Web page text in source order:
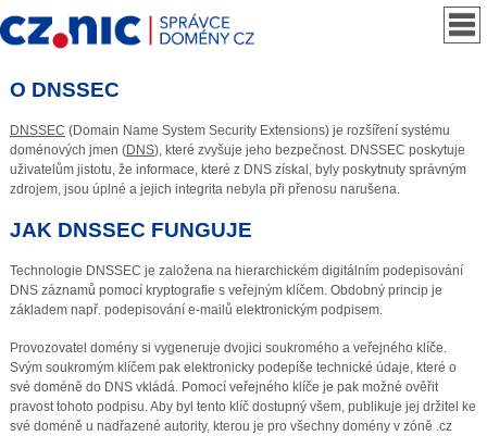
O DNSSEC
DNSSEC (Domain Name System Security Extensions) je rozšíření systému
doménových jmen (DNS), které zvyšuje jeho bezpečnost. DNSSEC poskytuje
uživatelům jistotu, že informace, které z DNS získal, byly poskytnuty správným
zdrojem, jsou úplné a jejich integrita nebyla při přenosu narušena.
JAK DNSSEC FUNGUJE
Technologie DNSSEC je založena na hierarchickém digitálním podepisování
DNS záznamů pomocí kryptografie s veřejným klíčem. Obdobný princip je
základem např. podepisování e-mailů elektronickým podpisem.
Provozovatel domény si vygeneruje dvojici soukromého a veřejného klíče.
Svým soukromým klíčem pak elektronicky podepíše technické údaje, které o
své doméně do DNS vkládá. Pomocí veřejného klíče je pak možné ověřit
pravost tohoto podpisu. Aby byl tento klíč dostupný všem, publikuje jej držitel ke
své doméně u nadřazené autority, kterou je pro všechny domény v zóně .cz